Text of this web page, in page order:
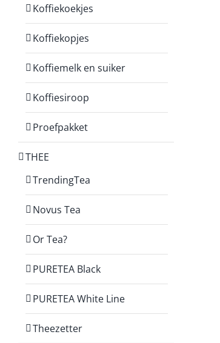
Koffiekoekjes
Koffiekopjes
Koffiemelk en suiker
Koffiesiroop
Proefpakket
THEE
TrendingTea
Novus Tea
Or Tea?
PURETEA Black
PURETEA White Line
Theezetter